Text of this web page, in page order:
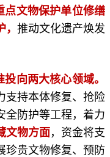
点文物保护单位修缮
推动文化遗产焕发
向两大核心领域。
支持本体修复、抢险
全防护等工程，着力
文物方面，资金将支
珍贵文物修复、预防